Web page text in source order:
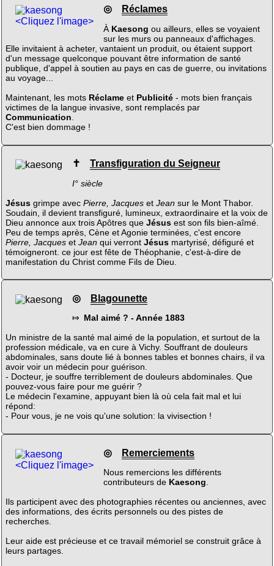
<Cliquez l'image>
◎ Réclames
À Kaesong ou ailleurs, elles se voyaient
sur les murs ou panneaux d'affichages.
Elle invitaient à acheter, vantaient un produit, ou étaient support
d'un message quelconque pouvant être information de santé
publique, d'appel à soutien au pays en cas de guerre, ou invitations
au voyage...
Maintenant, les mots Réclameet Publicité- mots bien français
victimes de la langue invasive, sont remplacés par
Communication
C'est bien dommage !
✝ Transfiguration du Seigneur
I° siècle
Jésusgrimpe avec Pierre, Jacqueset Jean sur le Mont Thabor.
Soudain, il devient transfiguré, lumineux, extraordinaire et la voix de
Dieu annonce aux trois Apôtres que Jésusest son fils bien-aîmé.
Peu de temps après, Cène et Agonie terminées, c'est encore
Pierre, Jacqueset Jean qui verront Jésusmartyrisé, défiguré et
témoigneront. ce jour est fête de Théophanie, c'est-à-dire de
manifestation du Christ comme Fils de Dieu.
◎ Blagounette
⤇ Mal aimé ? - Année 1883
Un ministre de la santé mal aimé de la population, et surtout de la
profession médicale, va en cure à Vichy. Souffrant de douleurs
abdominales, sans doute lié à bonnes tables et bonnes chairs, il va
avoir voir un médecin pour guérison.
- Docteur, je souffre terriblement de douleurs abdominales. Que
pouvez-vous faire pour me guérir ?
Le médecin l'examine, appuyant bien là où cela fait mal et lui
répond:
- Pour vous, je ne vois qu'une solution: la vivisection !
<Cliquez l'image>
◎ Remerciements
Nous remercions les différents
contributeurs de Kaesong.
Ils participent avec des photographies récentes ou anciennes, avec
des informations, des écrits personnels ou des pistes de
recherches.
Leur aide est précieuse et ce travail mémoriel se construit grâce à
leurs partages.